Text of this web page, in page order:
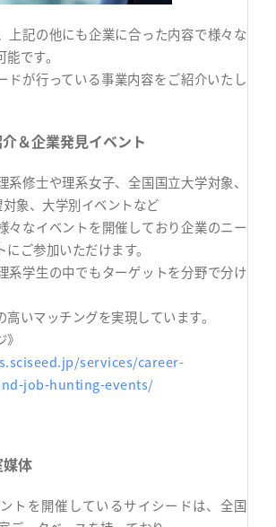
上記の他にも企業に合った内容で様々な
です。
ドが行っている事業内容をご紹介いたし
＆企業発見イベント
系修士や理系女子、全国国立大学対象、
象、大学別イベントなど
々なイベントを開催しており企業のニー
ご参加いただけます。
系学生の中でもターゲットを分野で分け
いマッチングを実現しています。
services/career-
job-hunting-events/
体
トを開催しているサイシードは、全国